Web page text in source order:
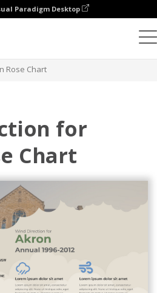
Paradigm Desktop
Rose Chart
for
Chart